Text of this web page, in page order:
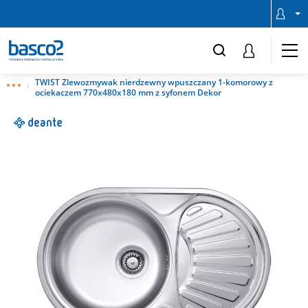
TWIST Zlewozmywak nierdzewny wpuszczany 1-komorowy z
ociekaczem 770x480x180 mm z syfonem Dekor